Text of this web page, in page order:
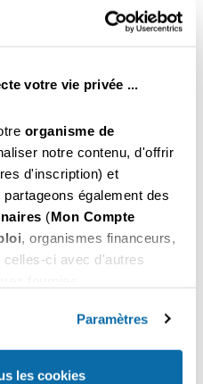
votre vie privée ...
organisme de
notre contenu, d'offrir
d'inscription) et
également des
(Mon Compte
, organismes financeurs,
ci avec d'autres
les cookies", vous
Paramètres
les cookies
Choisir
Choisir
459.00
459